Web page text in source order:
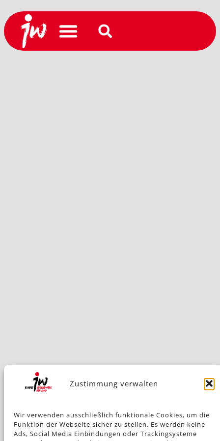
Zustimmung verwalten
Wir verwenden ausschließlich funktionale Cookies, um die
Funktion der Webseite sicher zu stellen. Es werden keine
Ads, Social Media Einbindungen oder Trackingsysteme